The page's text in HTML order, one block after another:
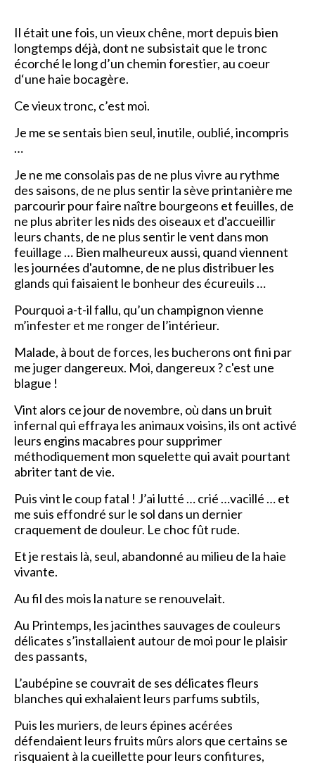
Il était une fois, un vieux chêne, mort depuis bien
longtemps déjà, dont ne subsistait que le tronc
écorché le long d’un chemin forestier, au coeur
d‘une haie bocagère.
Ce vieux tronc, c’est moi.
Je me se sentais bien seul, inutile, oublié, incompris
…
Je ne me consolais pas de ne plus vivre au rythme
des saisons, de ne plus sentir la sève printanière me
parcourir pour faire naître bourgeons et feuilles, de
ne plus abriter les nids des oiseaux et d'accueillir
leurs chants, de ne plus sentir le vent dans mon
feuillage … Bien malheureux aussi, quand viennent
les journées d'automne, de ne plus distribuer les
glands qui faisaient le bonheur des écureuils …
Pourquoi a-t-il fallu, qu’un champignon vienne
m’infester et me ronger de l’intérieur.
Malade, à bout de forces, les bucherons ont fini par
me juger dangereux. Moi, dangereux ? c'est une
blague !
Vint alors ce jour de novembre, où dans un bruit
infernal qui effraya les animaux voisins, ils ont activé
leurs engins macabres pour supprimer
méthodiquement mon squelette qui avait pourtant
abriter tant de vie.
Puis vint le coup fatal ! J’ai lutté … crié …vacillé … et
me suis effondré sur le sol dans un dernier
craquement de douleur. Le choc fût rude.
Et je restais là, seul, abandonné au milieu de la haie
vivante.
Au fil des mois la nature se renouvelait.
Au Printemps, les jacinthes sauvages de couleurs
délicates s’installaient autour de moi pour le plaisir
des passants,
L’aubépine se couvrait de ses délicates fleurs
blanches qui exhalaient leurs parfums subtils,
Puis les muriers, de leurs épines acérées
défendaient leurs fruits mûrs alors que certains se
risquaient à la cueillette pour leurs confitures,